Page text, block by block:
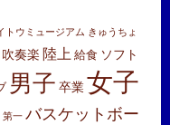
トウミュージアム きゅうちょ
吹奏楽 陸上 給食 ソフト
男子 卒業女子
第一 バスケットボー